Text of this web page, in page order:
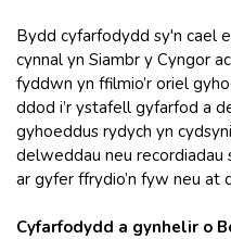
Bydd cyfarfodydd sy'n cael
cynnal yn Siambr y Cyngor
fyddwn yn ffilmio’r oriel
ddod i’r ystafell gyfarfod a
gyhoeddus rydych yn
delweddau neu recordiadau
ar gyfer ffrydio’n fyw neu at
Cyfarfodydd a gynhelir o